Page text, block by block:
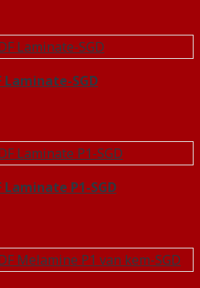
Laminate-SGD
Laminate P1-SGD